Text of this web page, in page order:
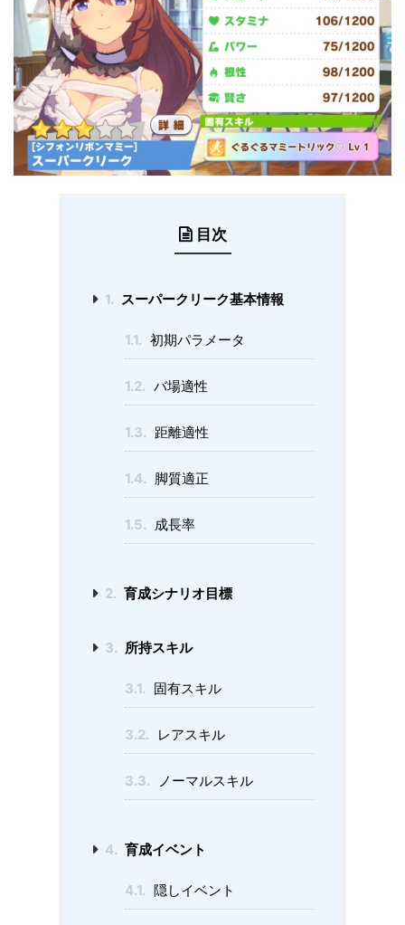
目次
1. スーパークリーク基本情報
1.1. 初期パラメータ
1.2. バ場適性
1.3. 距離適性
1.4. 脚質適正
1.5. 成長率
2. 育成シナリオ目標
3. 所持スキル
3.1. 固有スキル
3.2. レアスキル
3.3. ノーマルスキル
4. 育成イベント
4.1. 隠しイベント